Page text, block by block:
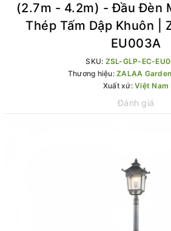
(2.7m - 4.2m) - Đầu Đèn
Thép Tấm Dập Khuôn |
EU003A
SKU: ZSL-GLP-EC-
Thương hiệu: ZALAA
Xuất xứ:Việt Nam
Đánh giá